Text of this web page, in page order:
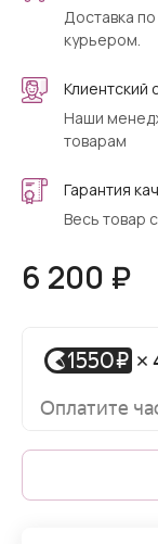
Доставка
курьером.
Клиентский
Наши
товарам
Гарантия
Весь товар
6 200 ₽